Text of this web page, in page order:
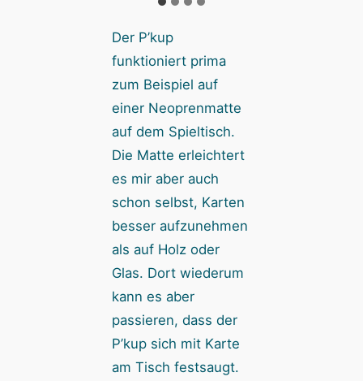
Der P’kup
funktioniert prima
zum Beispiel auf
einer Neoprenmatte
auf dem Spieltisch.
Die Matte erleichtert
es mir aber auch
schon selbst, Karten
besser aufzunehmen
als auf Holz oder
Glas. Dort wiederum
kann es aber
passieren, dass der
P’kup sich mit Karte
am Tisch festsaugt.